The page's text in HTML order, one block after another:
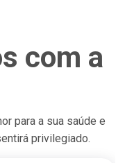
com a
para a sua saúde e
privilegiado.